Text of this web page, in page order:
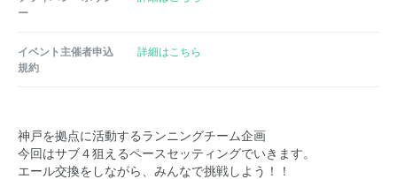
ー
イベント主催者申込
規約
詳細はこちら
神戸を拠点に活動するランニングチーム企画
今回はサブ４狙えるペースセッティングでいきます。
エール交換をしながら、みんなで挑戦しよう！！